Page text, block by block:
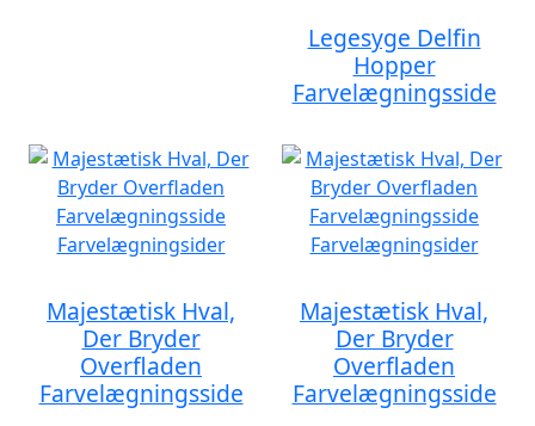
Legesyge Delfin
Hopper
Farvelægningsside
Majestætisk Hval,
Der Bryder
Overfladen
Farvelægningsside
Majestætisk Hval,
Der Bryder
Overfladen
Farvelægningsside